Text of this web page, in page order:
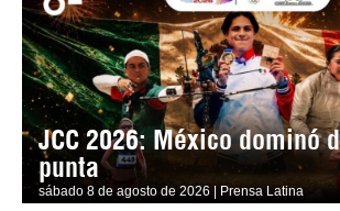
JCC 2026: México dominó
punta
sábado 8 de agosto de 2026 | Prensa Latina